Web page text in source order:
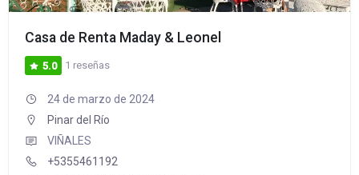
Casa de Renta Maday & Leonel
5.0 1 reseñas
24 de marzo de 2024
Pinar del Río
VIÑALES
+5355461192